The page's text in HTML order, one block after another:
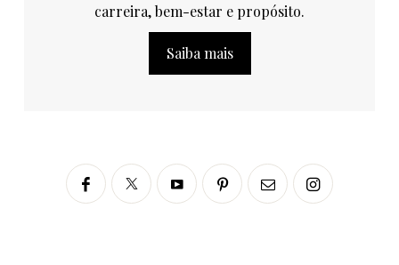
carreira, bem-estar e propósito.
Saiba mais